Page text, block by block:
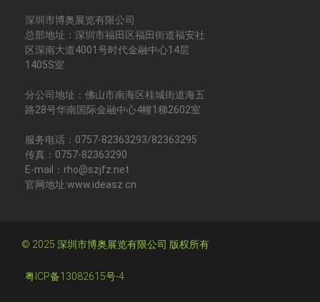
深圳市博奥展览有限公司
总部地址：深圳市福田区福田街道福安社
区深南大道4001号时代金融中心14层
1405S室
分公司地址：佛山市南海区桂城街道海五
路28号华南国际金融中心4幢1梯2602室
服务电话：0757-82363293/82363295
传真：0757-82363290
E-mail：rho@szjfz.net
官网地址:www.ideasz.cn
© 2025 深圳市博奥展览有限公司 版权所有
粤ICP备13082615号-4